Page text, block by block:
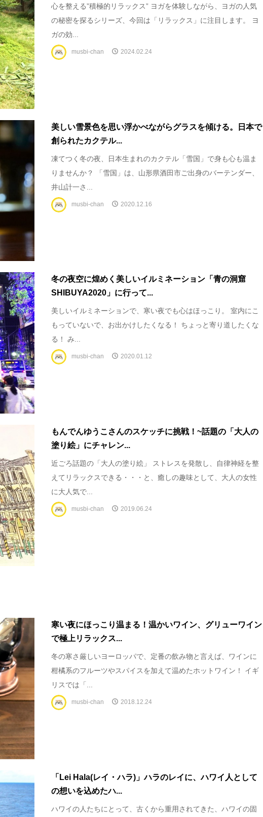
心を整える”積極的リラックス” ヨガを体験しながら、ヨガの人気
の秘密を探るシリーズ、今回は「リラックス」に注目します。 ヨ
ガの効...
musbi-chan 2024.02.24
美しい雪景色を思い浮かべながらグラスを傾ける。日本で
創られたカクテル...
凍てつく冬の夜、日本生まれのカクテル「雪国」で身も心も温ま
りませんか？ 「雪国」は、山形県酒田市ご出身のバーテンダー、
井山計一さ...
musbi-chan 2020.12.16
冬の夜空に煌めく美しいイルミネーション「青の洞窟
SHIBUYA2020」に行って...
美しいイルミネーションで、寒い夜でも心はほっこり。 室内にこ
もっていないで、お出かけしたくなる！ ちょっと寄り道したくな
る！ み...
musbi-chan 2020.01.12
もんでんゆうこさんのスケッチに挑戦！~話題の「大人の
塗り絵」にチャレン...
近ごろ話題の「大人の塗り絵」 ストレスを発散し、自律神経を整
えてリラックスできる・・・と、癒しの趣味として、大人の女性
に大人気で...
musbi-chan 2019.06.24
寒い夜にほっこり温まる！温かいワイン、グリューワイン
で極上リラックス...
冬の寒さ厳しいヨーロッパで、定番の飲み物と言えば、ワインに
柑橘系のフルーツやスパイスを加えて温めたホットワイン！ イギ
リスでは「...
musbi-chan 2018.12.24
「Lei Hala(レイ・ハラ)」ハラのレイに、ハワイ人として
の想いを込めたハ...
ハワイの人たちにとって、古くから重用されてきた、ハワイの固